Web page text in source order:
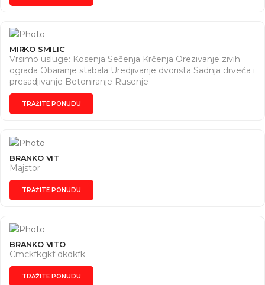
MIRKO SMILIC
Vrsimo usluge: Kosenja Sečenja Krčenja Orezivanje zivih
ograda Obaranje stabala Uredjivanje dvorista Sadnja drveća i
presadjivanje Betoniranje Rusenje
TRAŽITE PONUDU
BRANKO VIT
Majstor
TRAŽITE PONUDU
BRANKO VITO
Cmckfkgkf dkdkfk
TRAŽITE PONUDU